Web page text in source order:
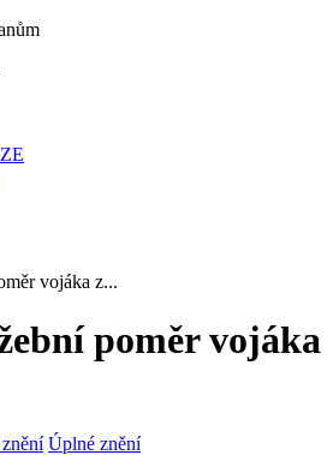
vojáka z...
poměr vojáka
Úplné znění